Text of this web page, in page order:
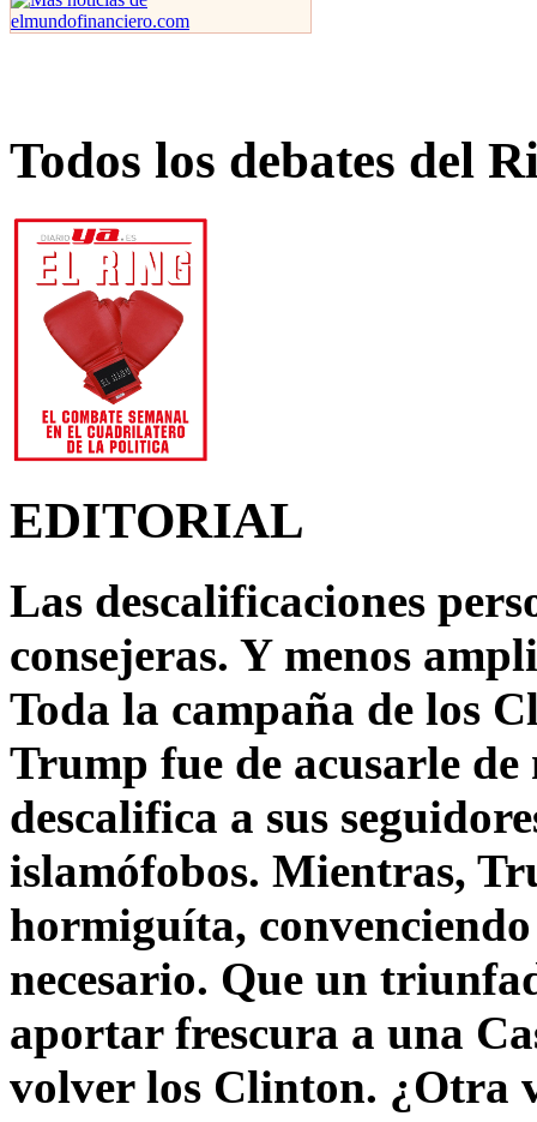
Todos los debates del
EDITORIAL
Las descalificaciones
consejeras. Y menos
Toda la campaña de los
Trump fue de acusarle
descalifica a sus
islamófobos. Mientras,
hormiguíta,
necesario. Que un
aportar frescura a una
volver los Clinton. ¿Otra